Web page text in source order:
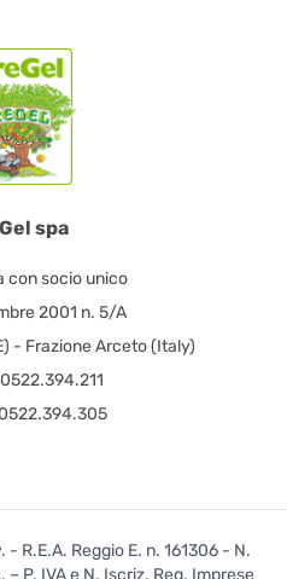
spa
con socio unico
2001 n. 5/A
- Frazione Arceto (Italy)
R.E.A. Reggio E. n. 161306 - N.
– P. IVA e N. Iscriz. Reg. Imprese